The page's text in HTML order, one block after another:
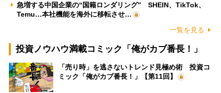
急増する中国企業の“国籍ロンダリング” SHEIN、TikTok、
Temu…本社機能を海外に移転させ…
一覧を見る
投資ノウハウ満載コミック「俺がカブ番長！」
「売り時」を逃さないトレンド見極め術 投資コ
ミック「俺がカブ番長！」【第11回】